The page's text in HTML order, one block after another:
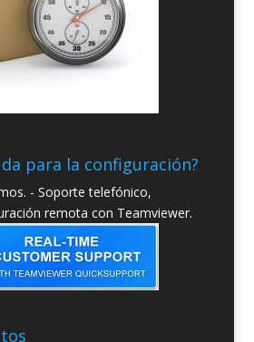
para la configuración?
- Soporte telefónico,
remota con Teamviewer.